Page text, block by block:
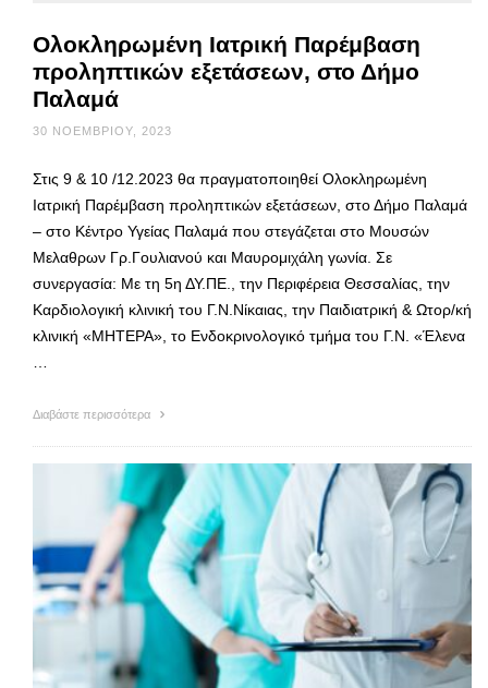
Ολοκληρωμένη Ιατρική Παρέμβαση
προληπτικών εξετάσεων, στο Δήμο
Παλαμά
30 ΝΟΕΜΒΡΊΟΥ, 2023
Στις 9 & 10 /12.2023 θα πραγματοποιηθεί Ολοκληρωμένη
Ιατρική Παρέμβαση προληπτικών εξετάσεων, στο Δήμο Παλαμά
– στο Κέντρο Υγείας Παλαμά που στεγάζεται στο Μουσών
Μελαθρων Γρ.Γουλιανού και Μαυρομιχάλη γωνία. Σε
συνεργασία: Mε τη 5η ΔΥ.ΠΕ., την Περιφέρεια Θεσσαλίας, την
Καρδιολογική κλινική του Γ.Ν.Νίκαιας, την Παιδιατρική & Ωτορ/κή
κλινική «ΜΗΤΕΡΑ», το Ενδοκρινολογικό τμήμα του Γ.Ν. «Έλενα
Διαβάστε περισσότερα